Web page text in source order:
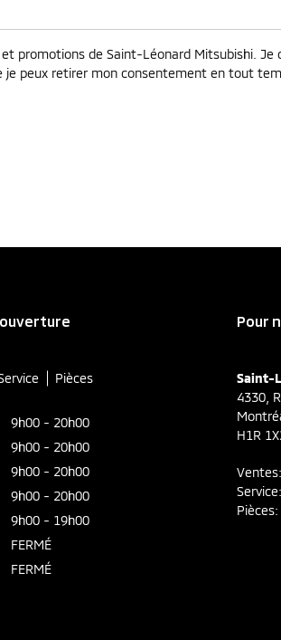
promotions de Saint-Léonard Mitsubishi. Je
peux retirer mon consentement en tout
Pièces
9h00 - 20h00
9h00 - 20h00
9h00 - 20h00
9h00 - 20h00
9h00 - 19h00
FERMÉ
FERMÉ
Pour
Saint-
4330,
H1R
Ventes:
Service:
Pièces: